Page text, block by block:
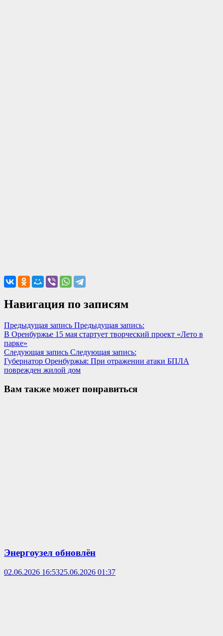
Навигация по записям
Предыдущая запись Предыдущая запись:
В Оренбуржье 15 мая стартует творческий проект «Лето в
парке»
Следующая запись Следующая запись:
Губернатор Оренбуржья: При отражении атаки БПЛА
поврежден жилой дом
Вам также может понравиться
Энергоузел обновлён
02.06.2026 16:5325.06.2026 01:37